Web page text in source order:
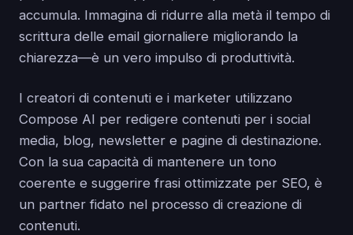
accumula. Immagina di ridurre alla metà il tempo di
scrittura delle email giornaliere migliorando la
chiarezza—è un vero impulso di produttività.
I creatori di contenuti e i marketer utilizzano
Compose AI per redigere contenuti per i social
media, blog, newsletter e pagine di destinazione.
Con la sua capacità di mantenere un tono
coerente e suggerire frasi ottimizzate per SEO, è
un partner fidato nel processo di creazione di
contenuti.